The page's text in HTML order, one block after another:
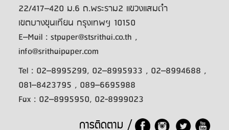
22/417–420 ม.6 ถ.พระราม2 แขวงแสมดํา
เขตบางขุนเทียน กรุงเทพฯ 10150
E–Mail : stpaper@stsrithai.co.th ,
info@srithaipaper.com
Tel : 02–8995299, 02–8995933 , 02–8994688 ,
081–8423795 , 089–6695988
Fax : 02–8995950, 02-8999023
การติดตาม /